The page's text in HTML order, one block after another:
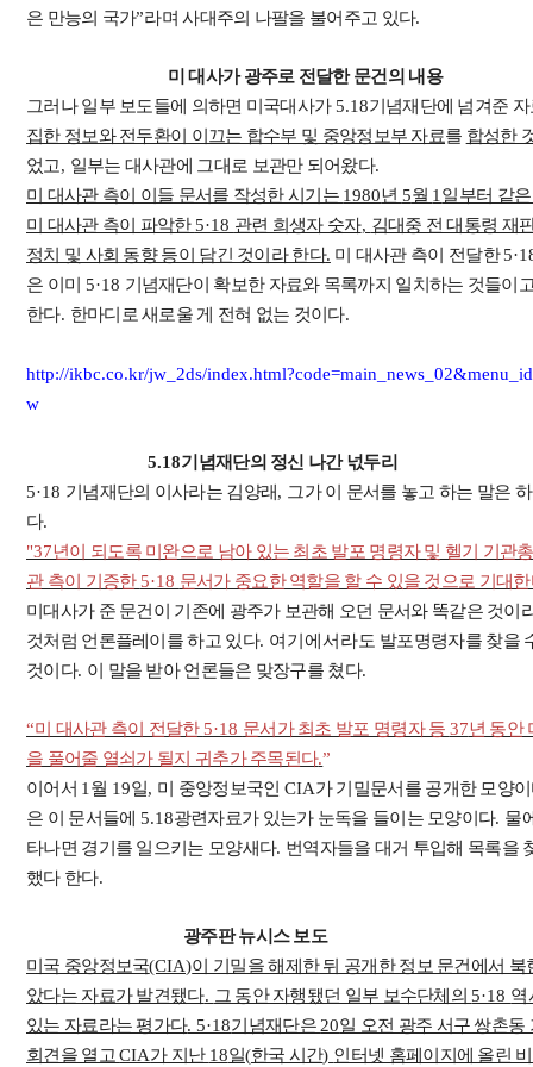
은 만능의 국가”라며 사대주의 나팔을 불어주고 있다.
미 대사가 광주로 전달한 문건의 내용
그러나 일부 보도들에 의하면 미국대사가5.18기념재단에 넘겨준
집한 정보와 전두환이 이끄는 합수부 및 중앙정보부 자료를 합성한
었고, 일부는 대사관에 그대로 보관만 되어왔다.
미 대사관 측이 이들 문서를 작성한 시기는 1980년 5월 1 일부터 같
미 대사관 측이 파악한5·18 관련 희생자 숫자, 김대중 전 대통령 재
정치 및 사회 동향 등이 담긴 것이라 한다. 미 대사관 측이 전달한
은 이미 5·18 기념재단이 확보한 자료와 목록까지 일치하는 것들이
한다. 한마디로 새로울 게 전혀 없는 것이다.
http://ikbc.co.kr/jw_2ds/
w
5.18기념재단의 정신 나간 넋두리
5·18 기념재단의 이사라는 김양래, 그가 이 문서를 놓고 하는 말은
다.
"37년이 되도록 미완으로 남아 있는 최초 발포 명령자 및 헬기 기관
관 측이 기증한 5·18 문서가 중요한 역할을 할 수 있을 것으로 기대
미대사가 준 문건이 기존에 광주가 보관해 오던 문서와 똑같은 것이
것처럼 언론플레이를 하고 있다. 여기에서라도 발포명령자를 찾을
것이다. 이 말을 받아 언론들은 맞장구를 쳤다.
“미 대사관 측이 전달한 5·18 문서가 최초 발포 명령자 등 37년 동안
을 풀어줄 열쇠가 될지 귀추가 주목된다.”
이어서 1 월 19일, 미 중앙정보국인 CIA가 기밀문서를 공개한 모양
은 이 문서들에 5.18광련자료가 있는가 눈독을 들이는 모양이다. 물
타나면 경기를 일으키는 모양새다. 번역자들을 대거 투입해 목록을
했다 한다.
광주판 뉴시스 보도
미국 중앙정보국(CIA)이 기밀을 해제한 뒤 공개한 정보 문건에서
았다는 자료가 발견됐다. 그 동안 자행됐던 일부 보수단체의5·18 역
있는 자료라는 평가다. 5·18기념재단은 20일 오전 광주 서구 쌍촌
회견을 열고CIA가 지난 18일(한국 시간) 인터넷 홈페이지에 올린